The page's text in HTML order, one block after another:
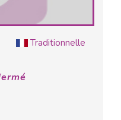
Traditionnelle